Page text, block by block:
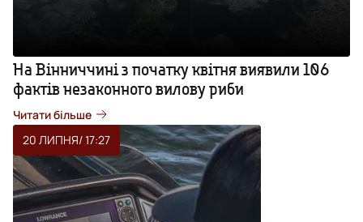
На Вінниччині з початку квітня виявили 106
фактів незаконного вилову риби
Читати більше
20 ЛИПНЯ/ 17:27